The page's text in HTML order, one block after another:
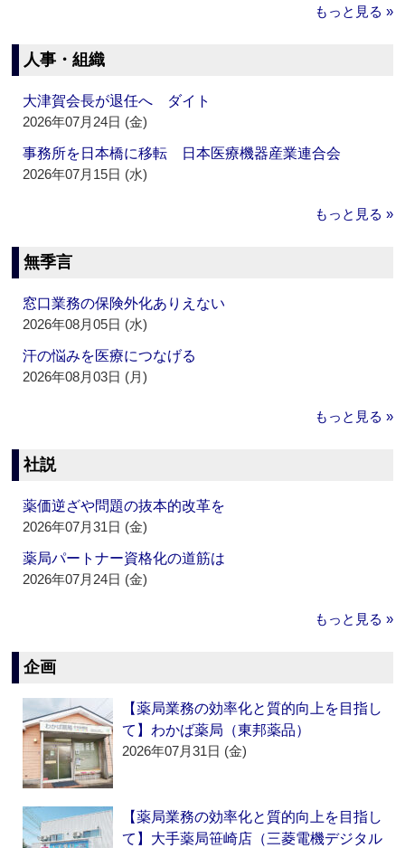
もっと見る »
人事・組織
大津賀会長が退任へ ダイト
2026年07月24日 (金)
事務所を日本橋に移転 日本医療機器産業連合会
2026年07月15日 (水)
もっと見る »
無季言
窓口業務の保険外化ありえない
2026年08月05日 (水)
汗の悩みを医療につなげる
2026年08月03日 (月)
もっと見る »
社説
薬価逆ざや問題の抜本的改革を
2026年07月31日 (金)
薬局パートナー資格化の道筋は
2026年07月24日 (金)
もっと見る »
企画
【薬局業務の効率化と質的向上を目指し
て】わかば薬局（東邦薬品）
2026年07月31日 (金)
【薬局業務の効率化と質的向上を目指し
て】大手薬局笹崎店（三菱電機デジタル